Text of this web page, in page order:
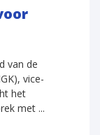
van de
vice-
het
met ...